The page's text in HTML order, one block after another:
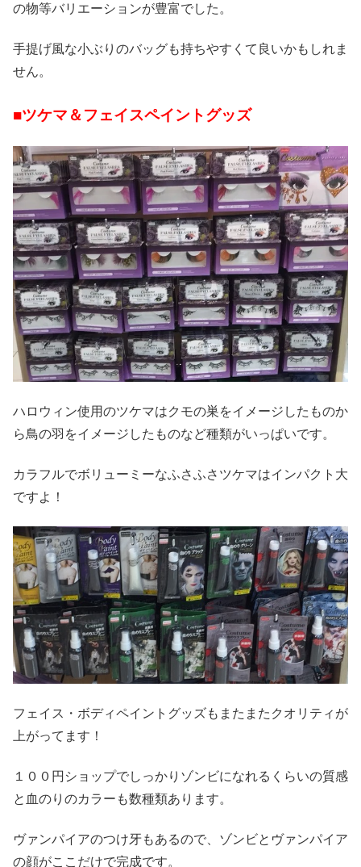
の物等バリエーションが豊富でした。
手提げ風な小ぶりのバッグも持ちやすくて良いかもしれま
せん。
■ツケマ＆フェイスペイントグッズ
ハロウィン使用のツケマはクモの巣をイメージしたものか
ら鳥の羽をイメージしたものなど種類がいっぱいです。
カラフルでボリューミーなふさふさツケマはインパクト大
ですよ！
フェイス・ボディペイントグッズもまたまたクオリティが
上がってます！
１００円ショップでしっかりゾンビになれるくらいの質感
と血のりのカラーも数種類あります。
ヴァンパイアのつけ牙もあるので、ゾンビとヴァンパイア
の顔がここだけで完成です。